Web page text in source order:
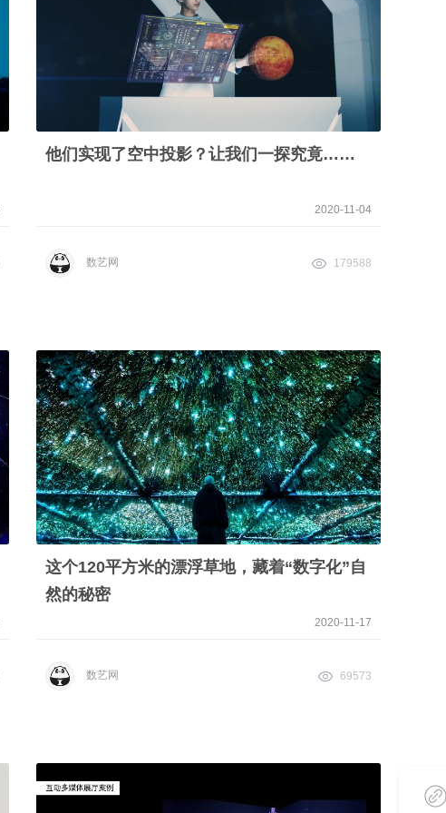
他们实现了空中投影？让我们一探究竟……
2020-11-04
数艺网 179588
这个120平方米的漂浮草地，藏着“数字化”自
然的秘密
2020-11-17
数艺网 69573